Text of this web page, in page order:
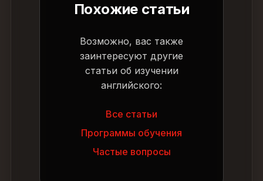
Похожие статьи
Возможно, вас также
заинтересуют другие
статьи об изучении
английского:
Все статьи
Программы обучения
Частые вопросы